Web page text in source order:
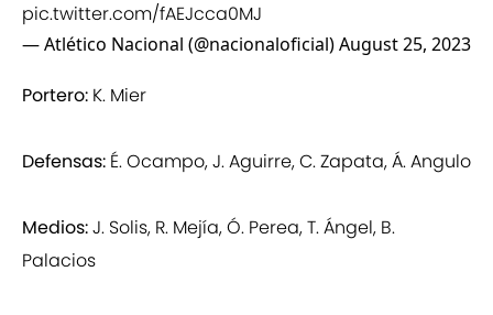
pic.twitter.com/fAEJcca0MJ
— Atlético Nacional (@nacionaloficial)August 25, 2023
Portero: K. Mier
Defensas: É. Ocampo, J. Aguirre, C. Zapata, Á. Angulo
Medios:J. Solis, R. Mejía, Ó. Perea, T. Ángel, B.
Palacios